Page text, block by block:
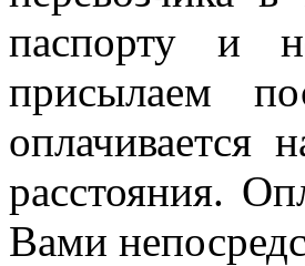
паспорту и
присылаем
оплачивается
расстояния.
Вами